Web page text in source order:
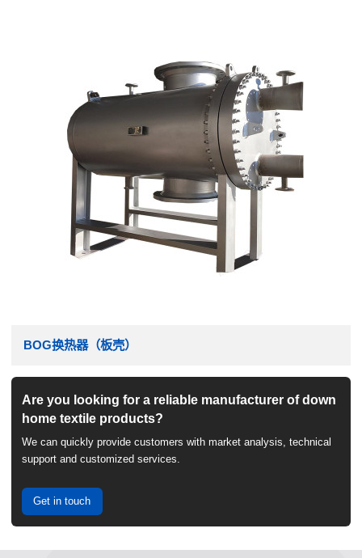
BOG换热器（板壳）
Are you looking for a reliable manufacturer of down
home textile products?
We can quickly provide customers with market analysis, technical
support and customized services.
Get in touch